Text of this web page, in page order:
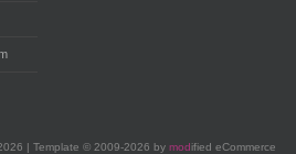
| Template © 2009-2026 by modified eCommerce